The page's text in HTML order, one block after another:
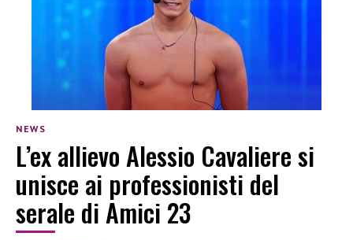
NEWS
L’ex allievo Alessio Cavaliere si
unisce ai professionisti del
serale di Amici 23